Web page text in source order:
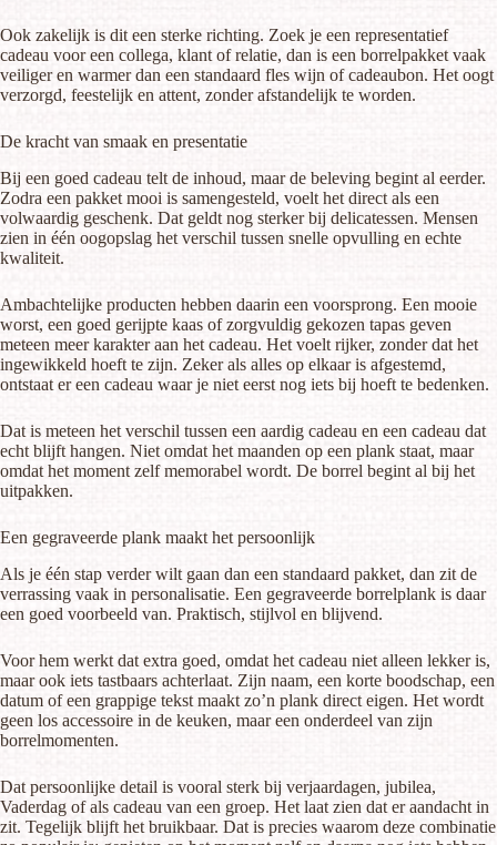
Ook zakelijk is dit een sterke richting. Zoek je een representatief
cadeau voor een collega, klant of relatie, dan is een borrelpakket vaak
veiliger en warmer dan een standaard fles wijn of cadeaubon. Het oogt
verzorgd, feestelijk en attent, zonder afstandelijk te worden.
De kracht van smaak en presentatie
Bij een goed cadeau telt de inhoud, maar de beleving begint al eerder.
Zodra een pakket mooi is samengesteld, voelt het direct als een
volwaardig geschenk. Dat geldt nog sterker bij delicatessen. Mensen
zien in één oogopslag het verschil tussen snelle opvulling en echte
kwaliteit.
Ambachtelijke producten hebben daarin een voorsprong. Een mooie
worst, een goed gerijpte kaas of zorgvuldig gekozen tapas geven
meteen meer karakter aan het cadeau. Het voelt rijker, zonder dat het
ingewikkeld hoeft te zijn. Zeker als alles op elkaar is afgestemd,
ontstaat er een cadeau waar je niet eerst nog iets bij hoeft te bedenken.
Dat is meteen het verschil tussen een aardig cadeau en een cadeau dat
echt blijft hangen. Niet omdat het maanden op een plank staat, maar
omdat het moment zelf memorabel wordt. De borrel begint al bij het
uitpakken.
Een gegraveerde plank maakt het persoonlijk
Als je één stap verder wilt gaan dan een standaard pakket, dan zit de
verrassing vaak in personalisatie. Een gegraveerde borrelplank is daar
een goed voorbeeld van. Praktisch, stijlvol en blijvend.
Voor hem werkt dat extra goed, omdat het cadeau niet alleen lekker is,
maar ook iets tastbaars achterlaat. Zijn naam, een korte boodschap, een
datum of een grappige tekst maakt zo’n plank direct eigen. Het wordt
geen los accessoire in de keuken, maar een onderdeel van zijn
borrelmomenten.
Dat persoonlijke detail is vooral sterk bij verjaardagen, jubilea,
Vaderdag of als cadeau van een groep. Het laat zien dat er aandacht in
zit. Tegelijk blijft het bruikbaar. Dat is precies waarom deze combinatie